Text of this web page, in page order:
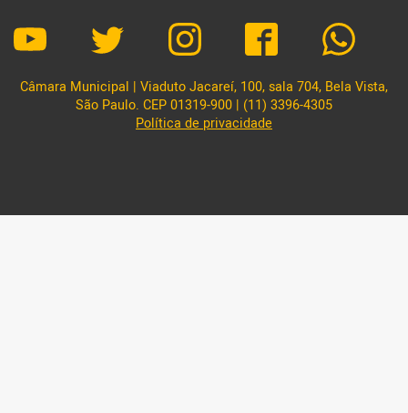
Câmara Municipal | Viaduto Jacareí, 100, sala 704, Bela Vista,
São Paulo. CEP 01319-900 | (11) 3396-4305
Política de privacidade